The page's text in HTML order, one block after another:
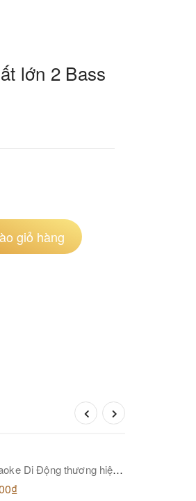
lớn 2 Bass
giỏ hàng
Di Động thương hiệu
M-15A